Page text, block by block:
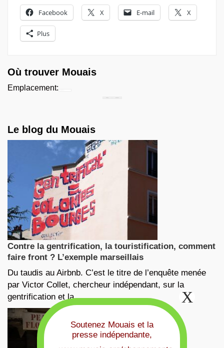
Facebook X E-mail X
Plus
Où trouver Mouais
Emplacement:
Le blog du Mouais
Contre la gentrification, la touristification, comment
faire front ? L’exemple marseillais
Du taudis au Airbnb. C’est le titre de l’enquête menée
par Victor Collet, chercheur indépendant, sur la
gentrification et la …
Soutenez Mouais et la
presse indépendante,